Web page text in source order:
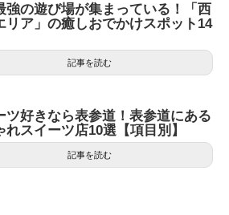
強の遊び場が集まっている！「西
リア」の癒しおでかけスポット14
記事を読む
ツ好きなら表参道！表参道にある
れスイーツ店10選【項目別】
記事を読む